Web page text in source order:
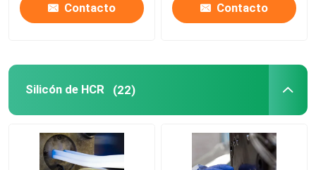
Goma metílica del silicón del vinilo
Compuesto de goma de AEM
CSM de goma
Contacto Contacto
Silicón de HCR (22)